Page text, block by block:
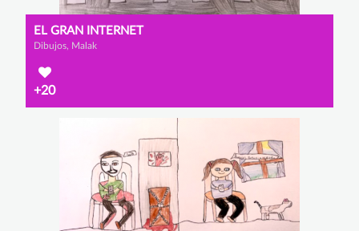
EL GRAN INTERNET
Dibujos, Malak
+20